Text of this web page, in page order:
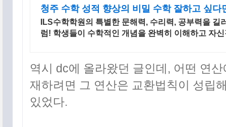
청주 수학 성적 향상의 비밀 수학 잘하고 싶다
ILS수학학원의 특별한 문해력, 수리력, 공부력을 길
럼! 학생들이 수학적인 개념을 완벽히 이해하고 자
역시 dc에 올라왔던 글인데, 어떤 연
재하려면 그 연산은 교환법칙이 성립
있었다.
공지사항